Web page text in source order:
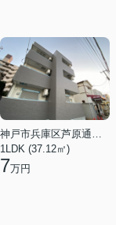
神戸市兵庫区芦原通４丁目
1LDK (37.12㎡)
7万円